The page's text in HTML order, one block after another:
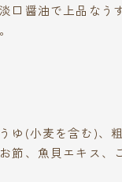
口醤油で上品なう
ゆ(小麦を含む)、
節、魚貝エキス、